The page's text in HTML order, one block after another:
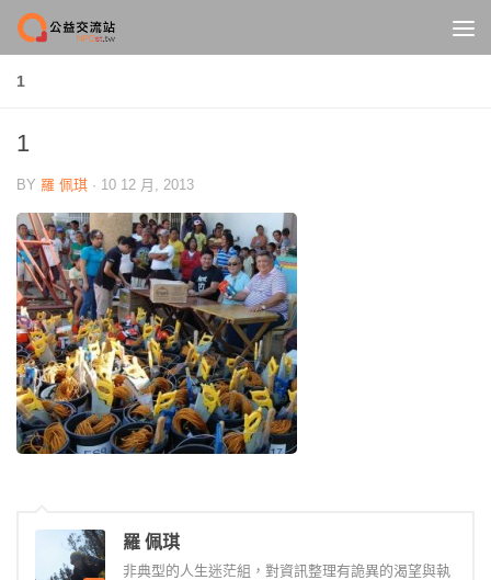
Skip to content
1
1
BY 羅 佩琪 · 10 12 月, 2013
羅 佩琪
非典型的人生迷茫組，對資訊整理有詭異的渴望與執